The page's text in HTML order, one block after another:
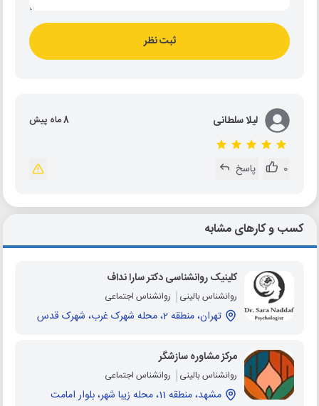
ثبت نظر
لیلا سلطانی 8 ماه پیش
0 پاسخ
کسب و کارهای مشابه
کلینیک روانشناسی دکتر سارا نداف
روانشناس بالینی روانشناس اجتماعی
تهران، منطقه 2، محله شهرک غرب، شهرک قدس
مرکز مشاوره سازشگر
روانشناس بالینی روانشناس اجتماعی
مشهد، منطقه 11، محله زیبا شهر، بلوار امامت